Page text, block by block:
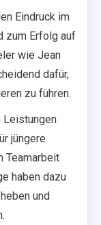
Eindruck im
zum Erfolg auf
wie Jean
dafür,
zu führen.
Leistungen
jüngere
Teamarbeit
haben dazu
und